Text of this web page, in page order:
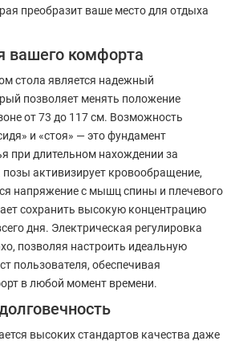
преобразит ваше место для отдыха
вашего комфорта
стола является надежный
позволяет менять положение
от 73 до 117 см. Возможность
и «стоя» — это фундамент
при длительном нахождении за
активизирует кровообращение,
напряжение с мышц спины и плечевого
сохранить высокую концентрацию
дня. Электрическая регулировка
позволяя настроить идеальную
пользователя, обеспечивая
в любой момент времени.
высоких стандартов качества даже